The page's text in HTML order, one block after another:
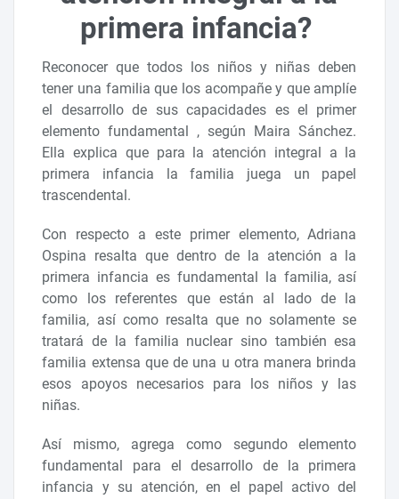
primera infancia?
Reconocer que todos los niños y niñas deben
tener una familia que los acompañe y que amplíe
el desarrollo de sus capacidades es el primer
elemento fundamental , según Maira Sánchez.
Ella explica que para la atención integral a la
primera infancia la familia juega un papel
trascendental.
Con respecto a este primer elemento, Adriana
Ospina resalta que dentro de la atención a la
primera infancia es fundamental la familia, así
como los referentes que están al lado de la
familia, así como resalta que no solamente se
tratará de la familia nuclear sino también esa
familia extensa que de una u otra manera brinda
esos apoyos necesarios para los niños y las
niñas.
Así mismo, agrega como segundo elemento
fundamental para el desarrollo de la primera
infancia y su atención, en el papel activo del